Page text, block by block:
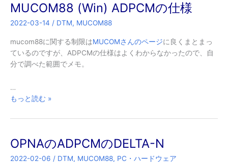
理
解
た
MUCOM88 (Win) ADPCMの仕様
2022-03-14 / DTM, MUCOM88
mucom88に関する制限はMUCOMさんのページに良くまとまっ
ているのですが、ADPCMの仕様はよくわからなかったので、自
分で調べた範囲でメモ。
…
MUCOM88
ADPCM
仕
様
もっと読む »
OPNAのADPCMのDELTA-N
2022-02-06 / DTM, MUCOM88, PC・ハードウェア